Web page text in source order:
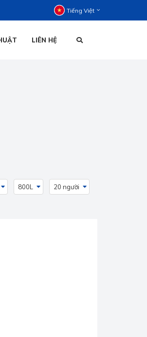
Tiếng Việt
LIÊN HỆ
800L 20 người